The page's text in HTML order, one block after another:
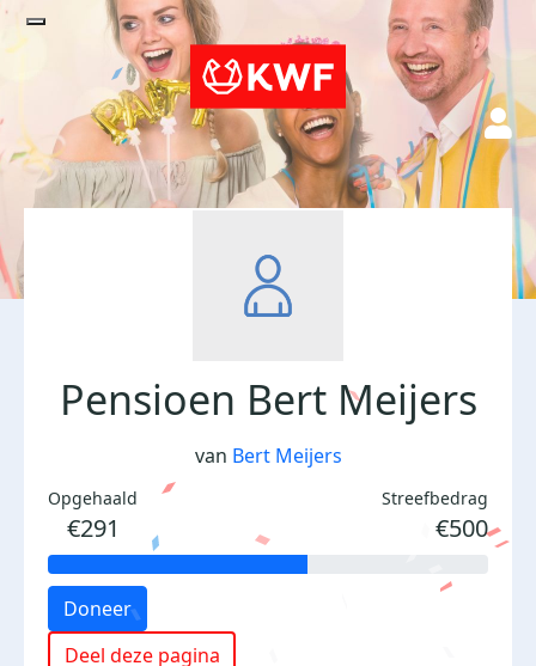
Pensioen Bert Meijers
van Bert Meijers
Opgehaald
€291
Streefbedrag
€500
Doneer
Deel deze pagina